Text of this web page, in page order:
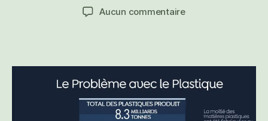
de
Aucun commentairesur
problème